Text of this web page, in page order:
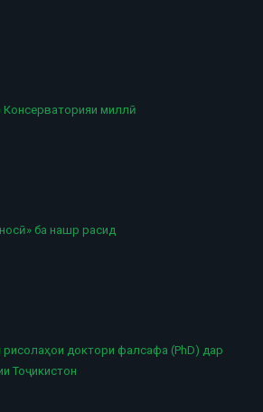
миллӣ
ба нашр расид
доктори фалсафа (PhD) дар
Тоҷикистон